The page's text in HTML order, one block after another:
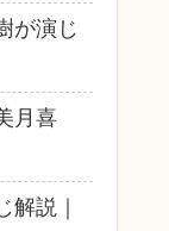
が演じ
月喜
解説｜